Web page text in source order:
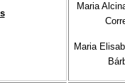
Maria
Maria